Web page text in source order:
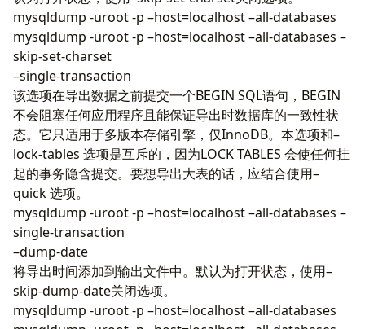
mysqldump -uroot -p –host=localhost –all-databases
mysqldump -uroot -p –host=localhost –all-databases –
skip-set-charset
–single-transaction
该选项在导出数据之前提交一个BEGIN SQL语句，BEGIN
不会阻塞任何应用程序且能保证导出时数据库的一致性状
态。它只适用于多版本存储引擎，仅InnoDB。本选项和–
lock-tables 选项是互斥的，因为LOCK TABLES 会使任何挂
起的事务隐含提交。要想导出大表的话，应结合使用–
quick 选项。
mysqldump -uroot -p –host=localhost –all-databases –
single-transaction
–dump-date
将导出时间添加到输出文件中。默认为打开状态，使用–
skip-dump-date关闭选项。
mysqldump -uroot -p –host=localhost –all-databases